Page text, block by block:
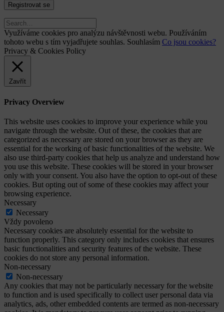
Využíváme cookies pro analýzu návštěvnosti webu. Používáním
tohoto webu s tím vyjadřujete souhlas. Souhlasím Co jsou cookies?
Privacy & Cookies Policy
Zavřít
Privacy Overview
This website uses cookies to improve your experience while you
navigate through the website. Out of these, the cookies that are
categorized as necessary are stored on your browser as they are
essential for the working of basic functionalities of the website. We
also use third-party cookies that help us analyze and understand how
you use this website. These cookies will be stored in your browser
only with your consent. You also have the option to opt-out of these
cookies. But opting out of some of these cookies may affect your
browsing experience.
Necessary
Necessary
Vždy povoleno
Necessary cookies are absolutely essential for the website to
function properly. This category only includes cookies that ensures
basic functionalities and security features of the website. These
cookies do not store any personal information.
Non-necessary
Non-necessary
Any cookies that may not be particularly necessary for the website
to function and is used specifically to collect user personal data via
analytics, ads, other embedded contents are termed as non-necessary